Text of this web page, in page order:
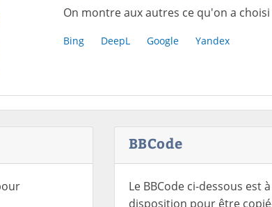
On montre aux autres ce qu'on a
Bing DeepL Google Yandex
BBCode
Le BBCode ci-dessous est
disposition pour être